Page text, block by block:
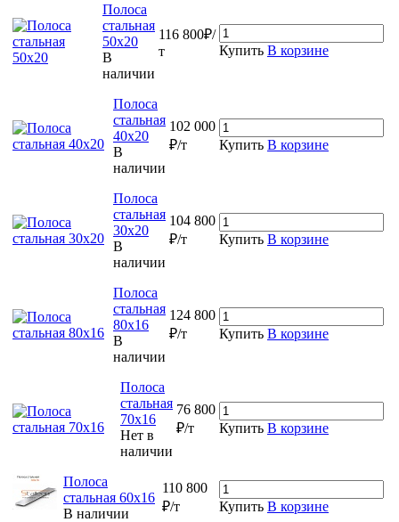
Полоса
стальная
50х20
В
наличии
116 800₽/
т
Купить В корзине
Полоса
стальная
40х20
В
наличии
102 000
₽/т
Купить В корзине
Полоса
стальная
30х20
В
наличии
104 800
₽/т
Купить В корзине
Полоса
стальная
80х16
В
наличии
124 800
₽/т
Купить В корзине
Полоса
стальная
70х16
Нет в
наличии
76 800
₽/т
Купить В корзине
Полоса
стальная 60х16
В наличии
110 800
₽/т
Купить В корзине